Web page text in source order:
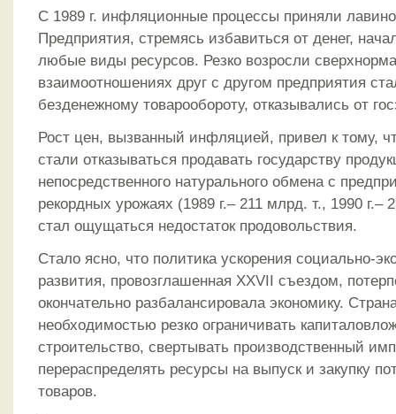
С 1989 г. инфляционные процессы приняли
Предприятия, стремясь избавиться от денег,
любые виды ресурсов. Резко возросли
взаимоотношениях друг с другом предприятия
безденежному товарообороту, отказывались от
Рост цен, вызванный инфляцией, привел к тому,
стали отказываться продавать государству
непосредственного натурального обмена с
рекордных урожаях (1989 г.– 211 млрд. т., 1990 г.–
стал ощущаться недостаток продовольствия.
Стало ясно, что политика ускорения социально-
развития, провозглашенная XXVII съездом,
окончательно разбалансировала экономику.
необходимостью резко ограничивать
строительство, свертывать производственный
перераспределять ресурсы на выпуск и закупку
товаров.